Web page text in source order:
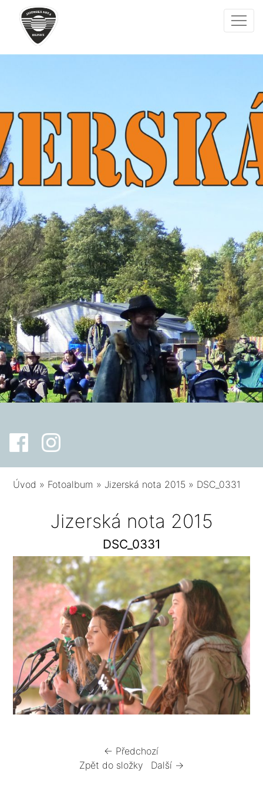
Úvod » Fotoalbum » Jizerská nota 2015 » DSC_0331
Jizerská nota 2015
DSC_0331
← Předchozí
Zpět do složky
Další →